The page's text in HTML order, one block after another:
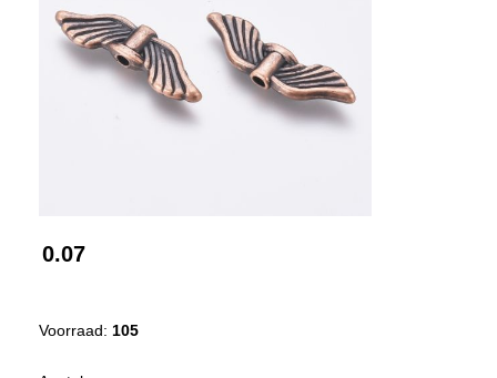
0.07
Voorraad: 105